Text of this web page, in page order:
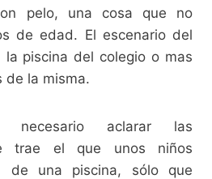
pelo, una cosa que no
de edad. El escenario del
la piscina del colegio o mas
de la misma.
aclarar las
trae el que unos niños
de una piscina, sólo que